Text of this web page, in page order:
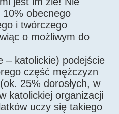
obecnego
i twórczego
o możliwym do
– katolickie) podejście
część mężczyzn
25% dorosłych, w
katolickiej organizacji
uczy się takiego